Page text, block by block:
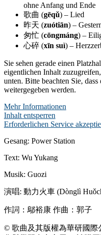
ohne Anfang und Ende
歌曲 (gēqǔ) – Lied
昨天 (zuótiān) –
匆忙 (cōngmáng) –
心碎 (xīn suì) –
Sie sehen gerade einen
eigentlichen Inhalt
unten. Bitte beachten Sie,
weitergegeben werden.
Mehr Informationen
Inhalt entsperren
Erforderlichen Service
Gesang: Power Station
Text: Wu Yukang
Musik: Guozi
演唱: 動力火車 (Dònglì
作詞：鄔裕康 作曲：郭子
© 歌曲及其版權為華研國際